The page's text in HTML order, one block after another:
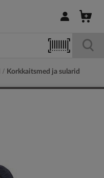
Logi sisse /
Korkkaitsmed ja sularid